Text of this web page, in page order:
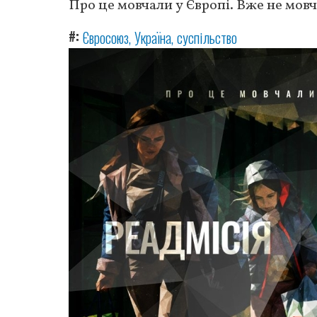
Про це мовчали у Європі. Вже не
# Євросоюз Україна суспільство